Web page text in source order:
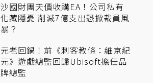
沙國財團天價收購EA！公司私有
化藏隱憂 削減7億支出恐掀裁員風
暴？
元老回鍋！前《刺客教條：維京紀
元》遊戲總監回歸Ubisoft擔任品
牌總監